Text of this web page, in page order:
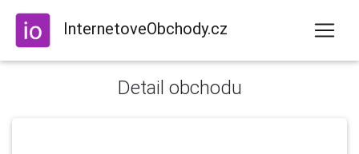
InternetoveObchody.cz
Detail obchodu